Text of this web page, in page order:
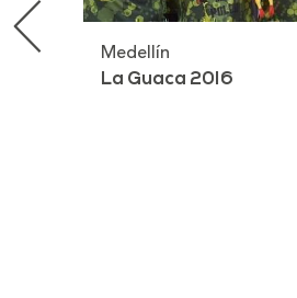
Medellín
La Guaca 2016